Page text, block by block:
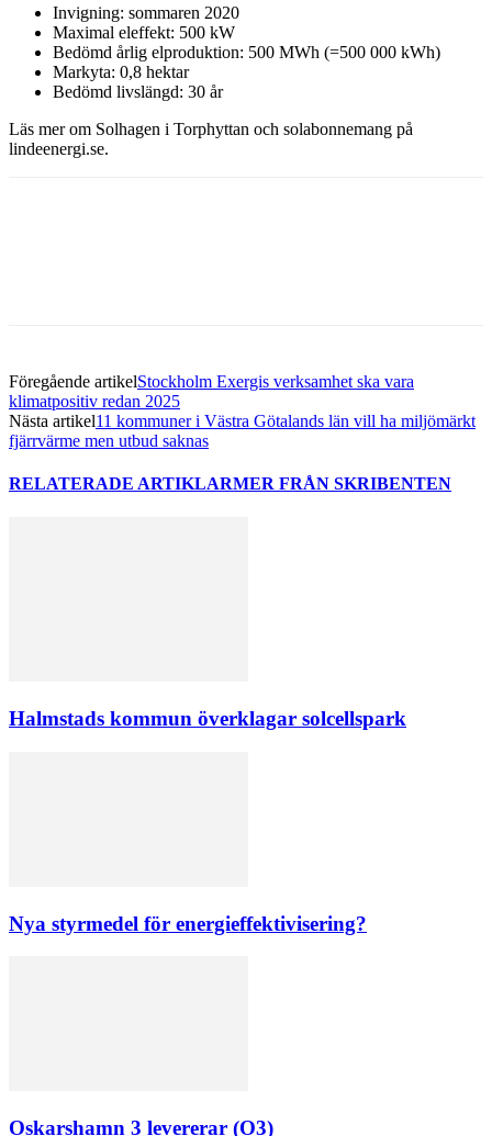
Invigning: sommaren 2020
Maximal eleffekt: 500 kW
Bedömd årlig elproduktion: 500 MWh (=500 000 kWh)
Markyta: 0,8 hektar
Bedömd livslängd: 30 år
Läs mer om Solhagen i Torphyttan och solabonnemang på
lindeenergi.se.
Föregående artikelStockholm Exergis verksamhet ska vara
klimatpositiv redan 2025
Nästa artikel11 kommuner i Västra Götalands län vill ha miljömärkt
fjärrvärme men utbud saknas
RELATERADE ARTIKLARMER FRÅN SKRIBENTEN
Halmstads kommun överklagar solcellspark
Nya styrmedel för energieffektivisering?
Oskarshamn 3 levererar (O3)